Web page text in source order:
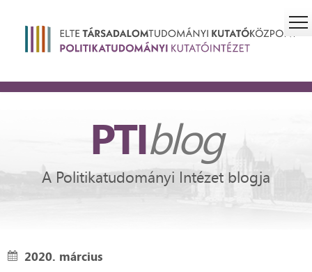
PTIblog
A Politikatudományi Intézet blogja
2020. március